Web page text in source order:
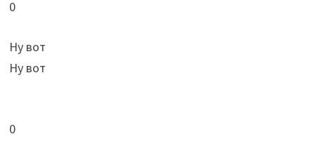
0
Ну вот
Ну вот
0